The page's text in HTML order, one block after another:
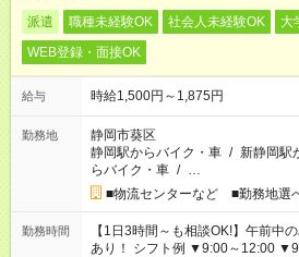
派遣 職種未経験OK 社会人未経験OK 大
WEB登録・面接OK
給与 時給1,500円～1,875円
勤務地
静岡市葵区
静岡駅からバイク・車 / 新静岡駅
らバイク・車 / …
■物流センターなど ■勤務地選
勤務時間
【1日3時間～も相談OK!】午前中
あり！ シフト例 ▼9:00～12:00 ▼9:00～17:00 ▼10:00～19:00